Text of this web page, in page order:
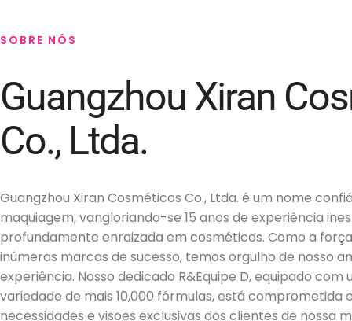
SOBRE NÓS
Guangzhou Xiran
Co., Ltda.
Guangzhou Xiran Cosméticos Co., Ltda. é um nome
maquiagem, vangloriando-se 15 anos de experiência
profundamente enraizada em cosméticos. Como a
inúmeras marcas de sucesso, temos orgulho de nosso
experiência. Nosso dedicado R&Equipe D, equipado
variedade de mais 10,000 fórmulas, está comprometida
necessidades e visões exclusivas dos clientes de nossa